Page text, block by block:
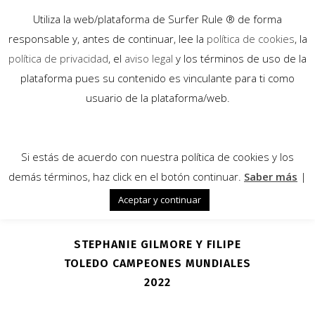
09
STEPHANIE GILMORE Y FILIPE
TOLEDO CAMPEONES MUNDIALES
2022
Utiliza la web/plataforma de Surfer Rule ® de forma
responsable y, antes de continuar, lee la política de cookies, la
política de privacidad, el aviso legal y los términos de uso de la
plataforma pues su contenido es vinculante para ti como
usuario de la plataforma/web.
Si estás de acuerdo con nuestra política de cookies y los
demás términos, haz click en el botón continuar. Saber más |
Aceptar y continuar